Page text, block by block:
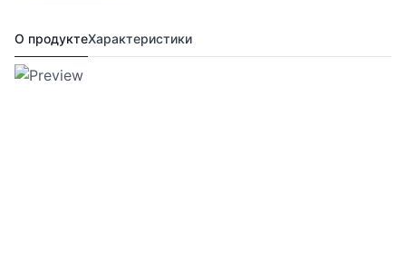
О продуктеХарактеристики